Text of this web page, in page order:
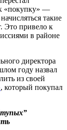
«покупку» —
такие
Это привело к
в районе
директора
году назвал
из своей
, который покупал